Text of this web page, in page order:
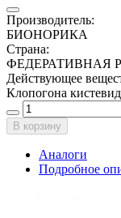
Производитель:
БИОНОРИКА
Страна:
ФЕДЕРАТИВНАЯ
Действующее
Клопогона
В корзину
Аналоги
Подробное